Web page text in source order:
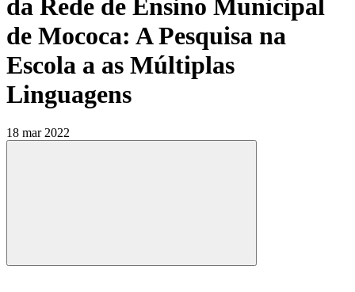
da Rede de Ensino Municipal
de Mococa: A Pesquisa na
Escola a as Múltiplas
Linguagens
18 mar 2022
Compartilhar